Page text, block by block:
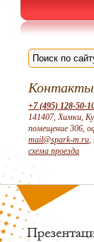
Контакты
+7 (495) 128-50-
141407, Химки,
помещение 306,
mail@spark-m.ru,
схема проезда